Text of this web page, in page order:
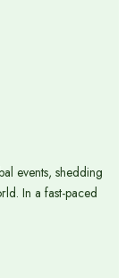
events, shedding
In a fast-paced